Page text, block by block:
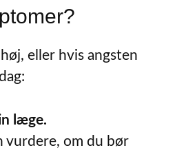
eller hvis angsten
læge.
vurdere, om du bør